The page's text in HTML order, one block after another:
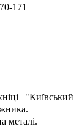
171
"Київський
металі.